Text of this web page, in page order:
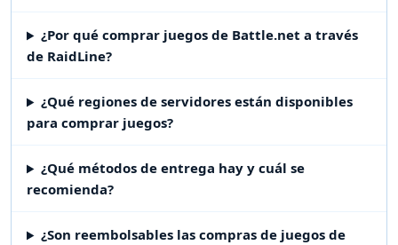
¿Por qué comprar juegos de Battle.net a través
de RaidLine?
¿Qué regiones de servidores están disponibles
para comprar juegos?
¿Qué métodos de entrega hay y cuál se
recomienda?
¿Son reembolsables las compras de juegos de